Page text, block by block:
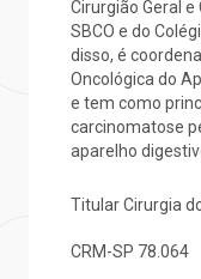
Endereço:
R. Martiniano de
São Paulo - SP
a BP
Conosco
atendimento
Cirurgia
Cirurgião Geral
SBCO e do
disso, é
Oncológica do
e tem como
carcinomatose
aparelho
Titular Cirurgia
CRM-SP 78.064